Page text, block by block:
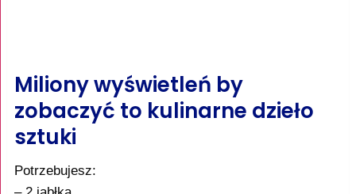
Miliony wyświetleń by
zobaczyć to kulinarne dzieło
sztuki
Potrzebujesz: